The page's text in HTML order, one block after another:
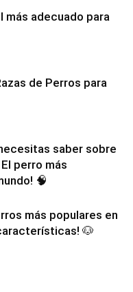
más adecuado para
de Perros para
saber sobre
perro más
🧠
más populares en
🐶